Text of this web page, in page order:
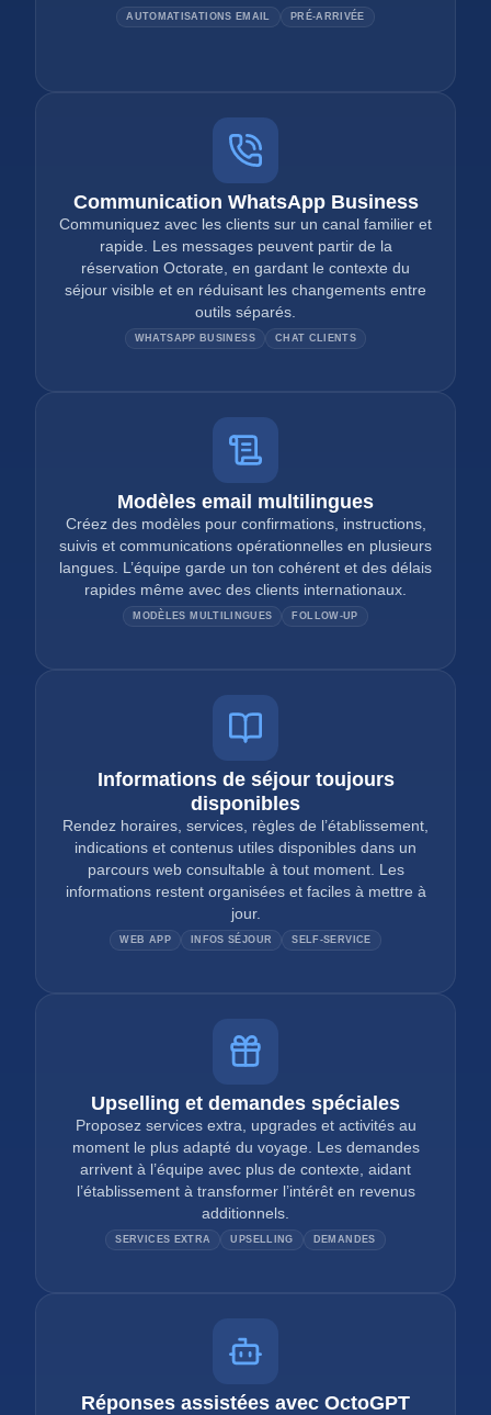
AUTOMATISATIONS EMAIL PRÉ-ARRIVÉE
Communication WhatsApp Business
Communiquez avec les clients sur un canal familier et
rapide. Les messages peuvent partir de la
réservation Octorate, en gardant le contexte du
séjour visible et en réduisant les changements entre
outils séparés.
WHATSAPP BUSINESS CHAT CLIENTS
Modèles email multilingues
Créez des modèles pour confirmations, instructions,
suivis et communications opérationnelles en plusieurs
langues. L’équipe garde un ton cohérent et des délais
rapides même avec des clients internationaux.
MODÈLES MULTILINGUES FOLLOW-UP
Informations de séjour toujours
disponibles
Rendez horaires, services, règles de l’établissement,
indications et contenus utiles disponibles dans un
parcours web consultable à tout moment. Les
informations restent organisées et faciles à mettre à
jour.
WEB APP INFOS SÉJOUR SELF-SERVICE
Upselling et demandes spéciales
Proposez services extra, upgrades et activités au
moment le plus adapté du voyage. Les demandes
arrivent à l’équipe avec plus de contexte, aidant
l’établissement à transformer l’intérêt en revenus
additionnels.
SERVICES EXTRA UPSELLING DEMANDES
Réponses assistées avec OctoGPT